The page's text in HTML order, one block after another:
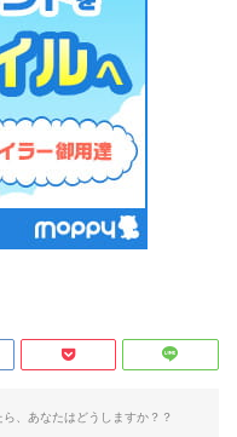
、あなたはどうしますか？？